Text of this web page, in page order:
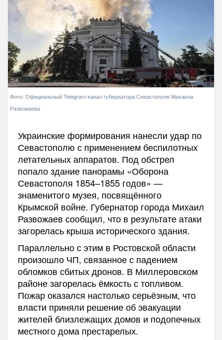
Фото: Официальный Telegram-канал губернатора Севастополя Михаила
Развожаева
Украинские формирования нанесли удар по
Севастополю с применением беспилотных
летательных аппаратов. Под обстрел
попало здание панорамы «Оборона
Севастополя 1854–1855 годов» —
знаменитого музея, посвящённого
Крымской войне. Губернатор города Михаил
Развожаев сообщил, что в результате атаки
загорелась крыша исторического здания.
Параллельно с этим в Ростовской области
произошло ЧП, связанное с падением
обломков сбитых дронов. В Миллеровском
районе загорелась ёмкость с топливом.
Пожар оказался настолько серьёзным, что
власти приняли решение об эвакуации
жителей близлежащих домов и подопечных
местного дома престарелых.